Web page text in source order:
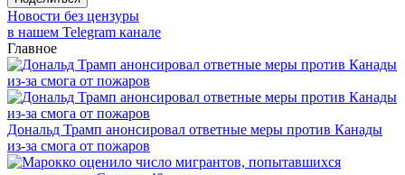
Новости без цензуры
в нашем Telegram канале
Главное
Дональд Трамп анонсировал ответные меры против Канады
из-за смога от пожаров